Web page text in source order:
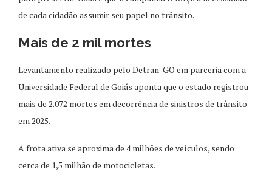
de cada cidadão assumir seu papel no trânsito.
Mais de 2 mil mortes
Levantamento realizado pelo Detran-GO em parceria com a
Universidade Federal de Goiás aponta que o estado registrou
mais de 2.072 mortes em decorrência de sinistros de trânsito
em 2025.
A frota ativa se aproxima de 4 milhões de veículos, sendo
cerca de 1,5 milhão de motocicletas.